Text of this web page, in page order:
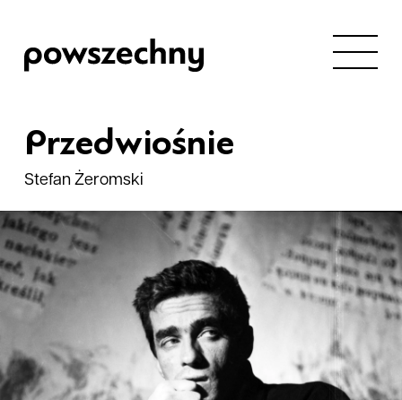
Przedwiośnie
Stefan Żeromski